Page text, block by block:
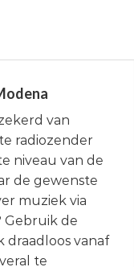
van
radiozender
niveau van de
de gewenste
muziek via
Gebruik de
draadloos vanaf
te